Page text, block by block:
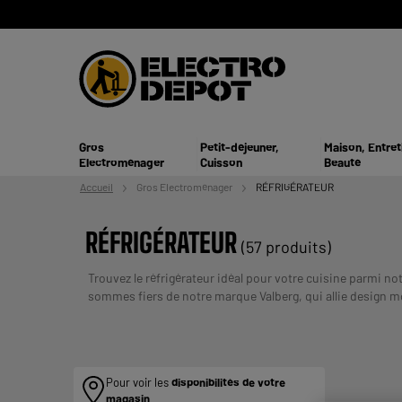
Gros
Electroménager
Petit-déjeuner,
Cuisson
Maison,
Beauté
Accueil Gros Electroménager RÉFRIGÉRATEUR
RÉFRIGÉRATEUR (57 produits)
Trouvez le réfrigérateur idéal pour votre cuisine parmi
sommes fiers de notre marque Valberg, qui allie design
Pour voir lesdisponibilités de votre
magasin